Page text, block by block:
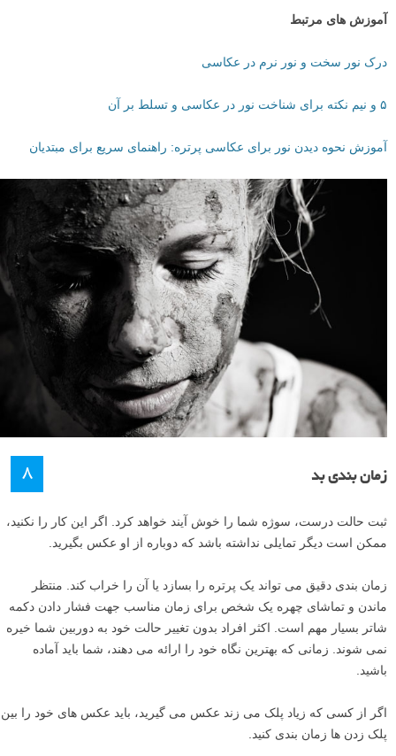
آموزش های مرتبط
درک نور سخت و نور نرم در عکاسی
۵ و نیم نکته برای شناخت نور در عکاسی و تسلط بر آن
آموزش نحوه دیدن نور برای عکاسی پرتره: راهنمای سریع برای مبتدیان
۸ زمان بندی بد
ثبت حالت درست، سوژه شما را خوش آیند خواهد کرد. اگر این کار را نکنید،
ممکن است دیگر تمایلی نداشته باشد که دوباره از او عکس بگیرید.
زمان بندی دقیق می تواند یک پرتره را بسازد یا آن را خراب کند. منتظر
ماندن و تماشای چهره یک شخص برای زمان مناسب جهت فشار دادن دکمه
شاتر بسیار مهم است. اکثر افراد بدون تغییر حالت خود به دوربین شما خیره
نمی شوند. زمانی که بهترین نگاه خود را ارائه می دهند، شما باید آماده
باشید.
اگر از کسی که زیاد پلک می زند عکس می گیرید، باید عکس های خود را بین
پلک زدن ها زمان بندی کنید.